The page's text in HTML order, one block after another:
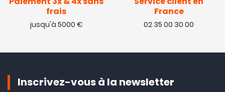
frais
jusqu'à 5000 €
France
02 35 00 30 00
Inscrivez-vous à la newsletter